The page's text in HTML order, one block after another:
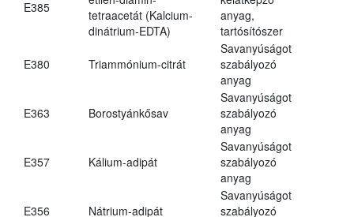
E385
tetraacetát (Kalcium-
dinátrium-EDTA)
anyag,
tartósítószer
E380 Triammónium-citrát
Savanyúságot
szabályozó
anyag
E363 Borostyánkősav
Savanyúságot
szabályozó
anyag
E357 Kálium-adipát
Savanyúságot
szabályozó
anyag
E356 Nátrium-adipát
Savanyúságot
szabályozó